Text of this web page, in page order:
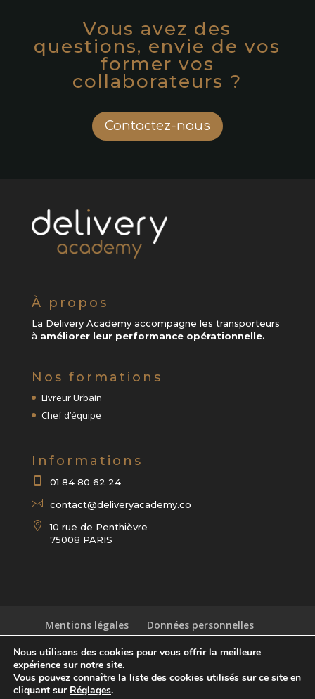
Vous avez des
questions, envie de vos
former vos
collaborateurs ?
Contactez-nous
À propos
La Delivery Academy accompagne les transporteurs
à améliorer leur performance opérationnelle.
Nos formations
Livreur Urbain
Chef d’équipe
Informations

01 84 80 62 24

contact@deliveryacademy.co

10 rue de Penthièvre
75008 PARIS
Mentions légales
Données personnelles
Nous utilisons des cookies pour vous offrir la meilleure
expérience sur notre site.
Vous pouvez connaître la liste des cookies utilisés sur ce site en
cliquant sur Réglages.